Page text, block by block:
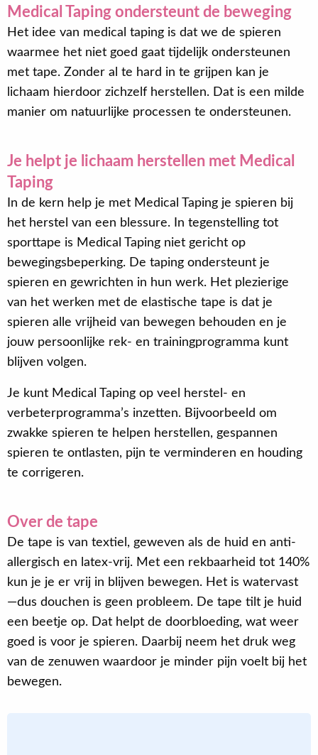
Medical Taping ondersteunt de beweging
Het idee van medical taping is dat we de spieren
waarmee het niet goed gaat tijdelijk ondersteunen
met tape. Zonder al te hard in te grijpen kan je
lichaam hierdoor zichzelf herstellen. Dat is een milde
manier om natuurlijke processen te ondersteunen.
Je helpt je lichaam herstellen met Medical
Taping
In de kern help je met Medical Taping je spieren bij
het herstel van een blessure. In tegenstelling tot
sporttape is Medical Taping niet gericht op
bewegingsbeperking. De taping ondersteunt je
spieren en gewrichten in hun werk. Het plezierige
van het werken met de elastische tape is dat je
spieren alle vrijheid van bewegen behouden en je
jouw persoonlijke rek- en trainingprogramma kunt
blijven volgen.
Je kunt Medical Taping op veel herstel- en
verbeterprogramma’s inzetten. Bijvoorbeeld om
zwakke spieren te helpen herstellen, gespannen
spieren te ontlasten, pijn te verminderen en houding
te corrigeren.
Over de tape
De tape is van textiel, geweven als de huid en anti-
allergisch en latex-vrij. Met een rekbaarheid tot 140%
kun je je er vrij in blijven bewegen. Het is watervast
—dus douchen is geen probleem. De tape tilt je huid
een beetje op. Dat helpt de doorbloeding, wat weer
goed is voor je spieren. Daarbij neem het druk weg
van de zenuwen waardoor je minder pijn voelt bij het
bewegen.